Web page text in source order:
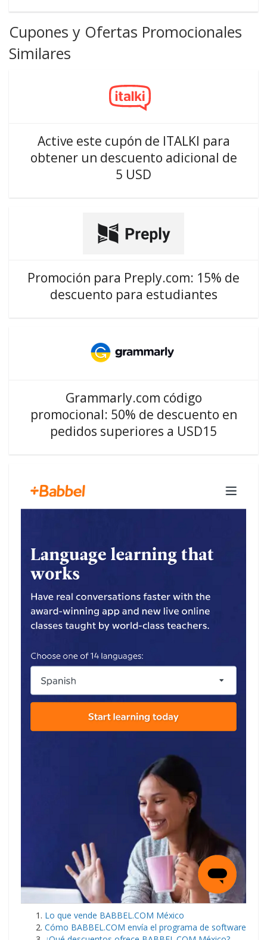
Cupones y Ofertas Promocionales
Similares
Active este cupón de ITALKI para
obtener un descuento adicional de
5 USD
Promoción para Preply.com: 15% de
descuento para estudiantes
Grammarly.com código
promocional: 50% de descuento en
pedidos superiores a USD15
Lo que vende BABBEL.COM México
Cómo BABBEL.COM envía el programa de software